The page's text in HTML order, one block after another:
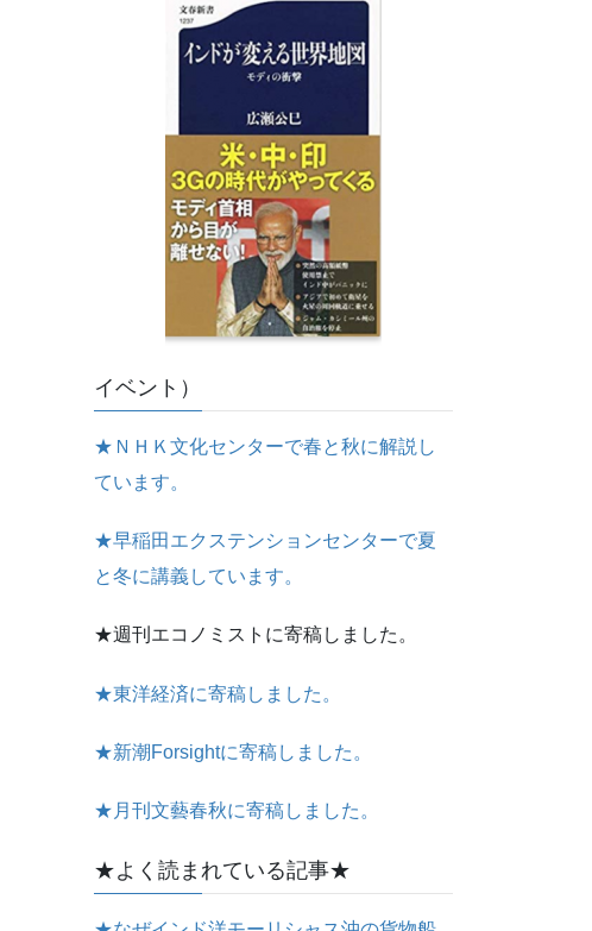
イベント）
★ＮＨＫ文化センターで春と秋に解説し
ています。
★早稲田エクステンションセンターで夏
と冬に講義しています。
★週刊エコノミストに寄稿しました。
★東洋経済に寄稿しました。
★新潮Forsightに寄稿しました。
★月刊文藝春秋に寄稿しました。
★よく読まれている記事★